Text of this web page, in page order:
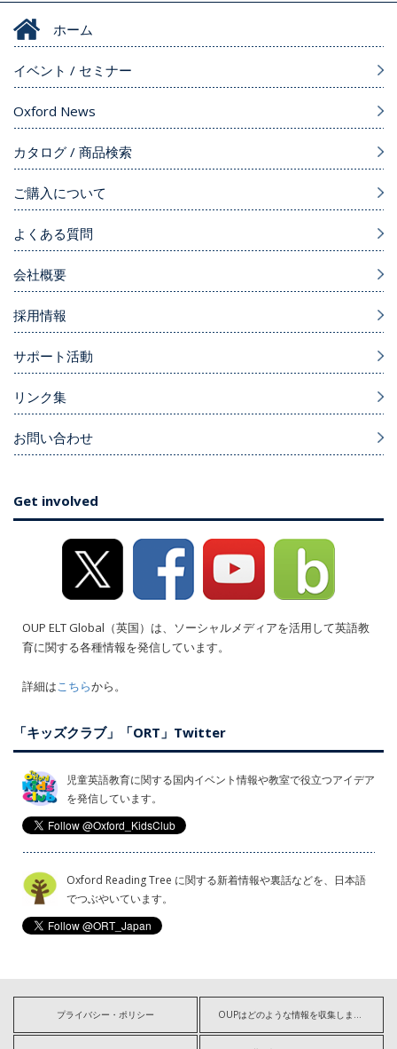
ホーム
イベント / セミナー
Oxford News
カタログ / 商品検索
ご購入について
よくある質問
会社概要
採用情報
サポート活動
リンク集
お問い合わせ
Get involved
OUP ELT Global（英国）は、ソーシャルメディアを活用して英語教
育に関する各種情報を発信しています。
詳細はこちらから。
「キッズクラブ」「ORT」Twitter
児童英語教育に関する国内イベント情報や教室で役立つアイデア
を発信しています。
Oxford Reading Tree に関する新着情報や裏話などを、日本語
でつぶやいています。
プライバシー・ポリシー OUPはどのような情報を収集しますか?